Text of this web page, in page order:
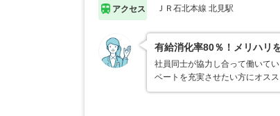
アクセス ＪＲ石北本線 北見駅
有給消化率80％！メリハリ
社員同士が協力し合って働いて
ベートを充実させたい方にオス